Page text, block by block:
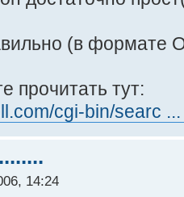
(в формате
прочитать тут:
cgi-bin/searc
14:24